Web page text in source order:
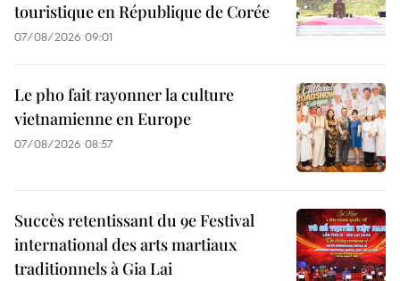
touristique en République de Corée
07/08/2026 09:01
Le pho fait rayonner la culture
vietnamienne en Europe
07/08/2026 08:57
Succès retentissant du 9e Festival
international des arts martiaux
traditionnels à Gia Lai